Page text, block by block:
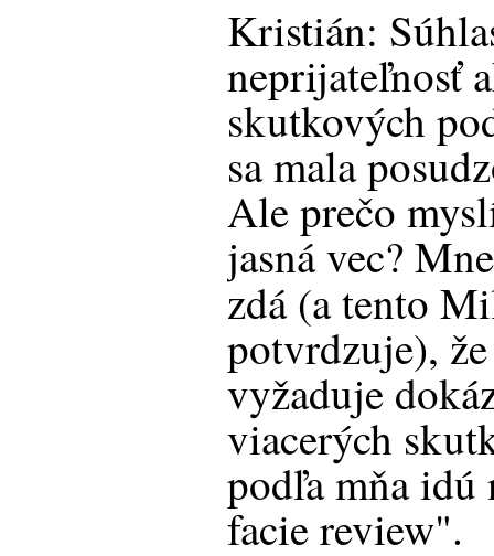
Kristián:
neprijateľnosť
skutkových
sa mala
Ale prečo
jasná vec?
zdá (a tento
potvrdzuje),
vyžaduje
viacerých
podľa mňa idú
facie review".